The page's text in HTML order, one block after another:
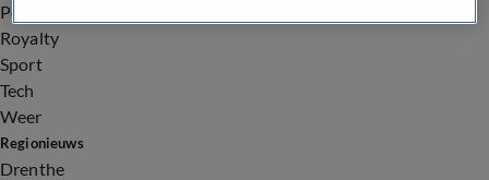
Politiek
Royalty
Sport
Tech
Weer
Regionieuws
Drenthe